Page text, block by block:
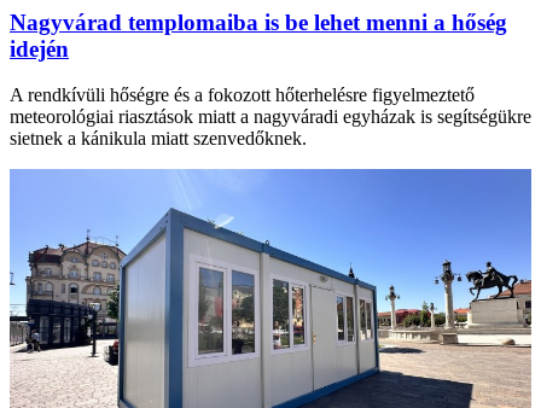
Nagyvárad templomaiba is be lehet menni a hőség
idején
A rendkívüli hőségre és a fokozott hőterhelésre figyelmeztető
meteorológiai riasztások miatt a nagyváradi egyházak is segítségükre
sietnek a kánikula miatt szenvedőknek.